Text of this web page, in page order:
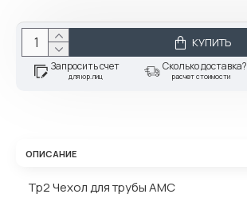
КУПИТЬ
Запросить счет
для юр.лиц
Сколько доставка?
расчет стоимости
ОПИСАНИЕ
Тр2 Чехол для трубы АМС